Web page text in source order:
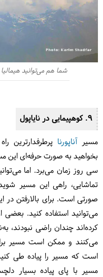
شما هم می‌توانید
9. کوهپیمایی در
نایاپول
مسیرآناپورنا پرطرفدارترین
بخواهید به‌ صورت حرفه‌ای این
سی روز زمان می‌برد. اما
تماشایی، راهی این مسیر
صورتی‌ است. برای بالا‌رفتن
می‌توانید استفاده کنید.
کرده‌اند چندان راضی نبودند،
می‌کنند و ممکن است مسیر
است که مسیر را پیاده طی
مسیر با پای پیاده بسیار